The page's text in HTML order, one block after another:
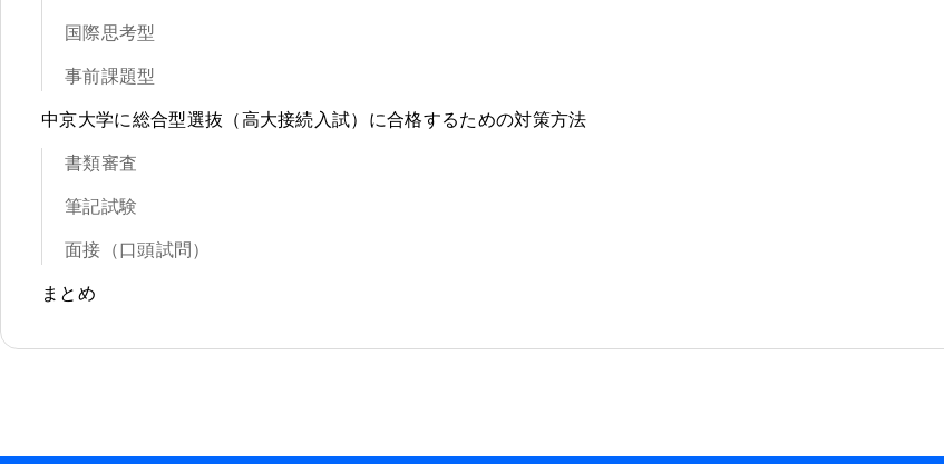
国際思考型
事前課題型
中京大学に総合型選抜（高大接続入試）に合格するための対策方法
書類審査
筆記試験
面接（口頭試問）
まとめ